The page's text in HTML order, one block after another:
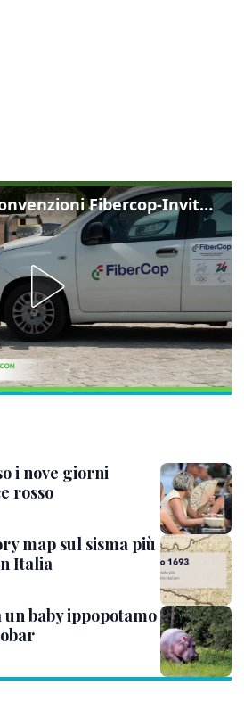
Sottoscritte le convenzioni Fibercop-Invitalia, fibra ottica per 477 mila civici
i nove giorni
rosso
map sul sisma più
Italia
baby ippopotamo